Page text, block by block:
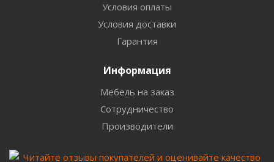
Условия оплаты
Условия доставки
Гарантия
Информация
Мебель на заказ
Сотрудничество
Производители